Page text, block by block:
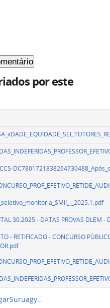
por este
_2025.1.pdf
30.2025 - DATAS PROVAS DLEM -
- RETIFICADO - CONCURSO